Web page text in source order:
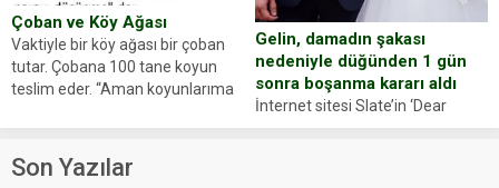
Çoban ve Köy Ağası
Vaktiyle bir köy ağası bir çoban
tutar. Çobana 100 tane koyun
teslim eder. “Aman koyunlarıma
Çoban koyunları alır gider. Aylar...
Gelin, damadın şakası
nedeniyle düğünden 1 gün
sonra boşanma kararı aldı
İnternet sitesi Slate’in ‘Dear
Prudence’ isimli tavsiye köşesine
Son Yazılar